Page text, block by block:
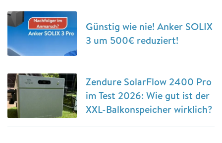
Günstig wie nie! Anker SOLIX
3 um 500€ reduziert!
Zendure SolarFlow 2400 Pro
im Test 2026: Wie gut ist der
XXL-Balkonspeicher wirklich?